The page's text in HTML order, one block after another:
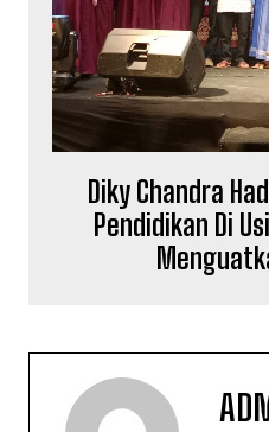
Diky Chandra
Pendidikan Di